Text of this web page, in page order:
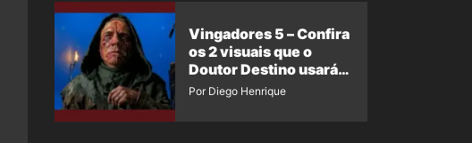
Vingadores 5 – Confira
os 2 visuais que o
Doutor Destino usará
no filme
Por Diego Henrique